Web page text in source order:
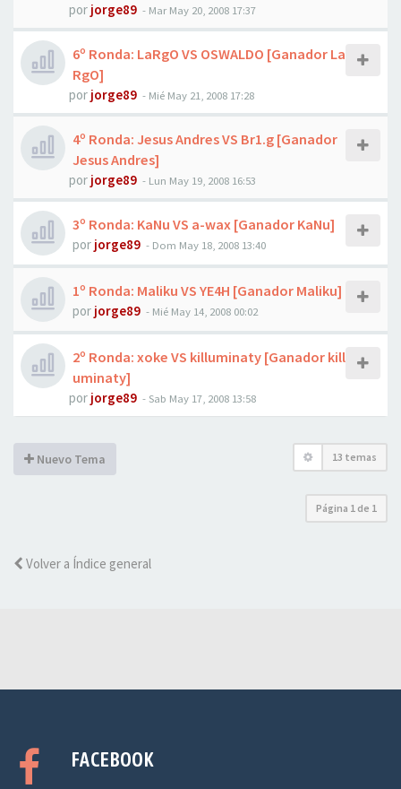
por jorge89 - Mar May 20, 2008 17:37
6º Ronda: LaRgO VS OSWALDO [Ganador La
RgO]
por jorge89 - Mié May 21, 2008 17:28
4º Ronda: Jesus Andres VS Br1.g [Ganador
Jesus Andres]
por jorge89 - Lun May 19, 2008 16:53
3º Ronda: KaNu VS a-wax [Ganador KaNu]
por jorge89 - Dom May 18, 2008 13:40
1º Ronda: Maliku VS YE4H [Ganador Maliku]
por jorge89 - Mié May 14, 2008 00:02
2º Ronda: xoke VS killuminaty [Ganador kill
uminaty]
por jorge89 - Sab May 17, 2008 13:58
Nuevo Tema 13 temas
Página 1 de 1
Volver a Índice general
FACEBOOK